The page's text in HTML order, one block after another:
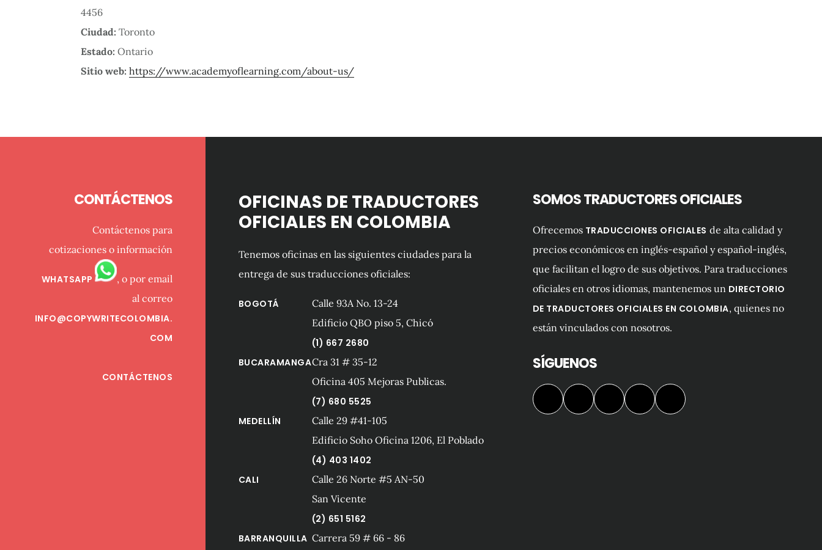
4456
Ciudad: Toronto
Estado: Ontario
Sitio web: https://www.academyoflearning.com/about-us/
CONTÁCTENOS
Contáctenos para
cotizaciones o información
WHATSAPP
, o por email
al correo
INFO@COPYWRITECOLOMBIA.
COM
CONTÁCTENOS
OFICINAS DE TRADUCTORES
OFICIALES EN COLOMBIA
Tenemos oficinas en las siguientes ciudades para la
entrega de sus traducciones oficiales:
BOGOTÁ
Calle 93A No. 13-24
Edificio QBO piso 5, Chicó
(1) 667 2680
BUCARAMANGACra 31 # 35-12
Oficina 405 Mejoras Publicas.
(7) 680 5525
MEDELLÍN
Calle 29 #41-105
Edificio Soho Oficina 1206, El Poblado
(4) 403 1402
CALI
Calle 26 Norte #5 AN-50
San Vicente
(2) 651 5162
BARRANQUILLA Carrera 59 # 66 - 86
SOMOS TRADUCTORES OFICIALES
Ofrecemos TRADUCCIONES OFICIALES de alta calidad y
precios económicos en inglés-español y español-inglés,
que facilitan el logro de sus objetivos. Para traducciones
oficiales en otros idiomas, mantenemos un DIRECTORIO
DE TRADUCTORES OFICIALES EN COLOMBIA, quienes no
están vinculados con nosotros.
SÍGUENOS